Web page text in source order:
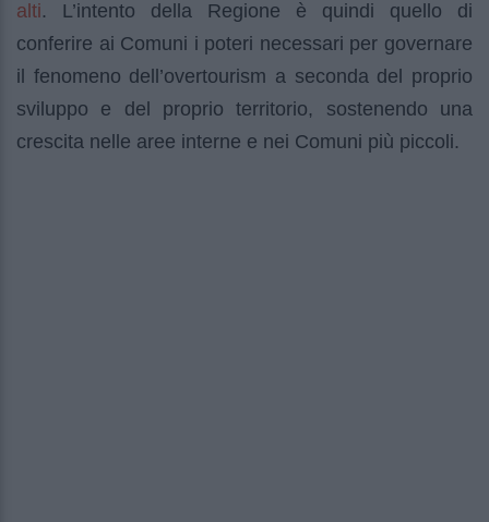
alti. L’intento della Regione è quindi quello di
conferire ai Comuni i poteri necessari per governare
il fenomeno dell’overtourism a seconda del proprio
sviluppo e del proprio territorio, sostenendo una
crescita nelle aree interne e nei Comuni più piccoli.